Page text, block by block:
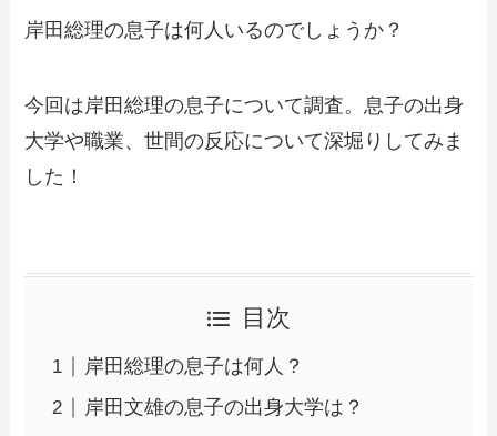
岸田総理の息子は何人いるのでしょうか？
今回は岸田総理の息子について調査。息子の出身
大学や職業、世間の反応について深堀りしてみま
した！
目次
岸田総理の息子は何人？
岸田文雄の息子の出身大学は？